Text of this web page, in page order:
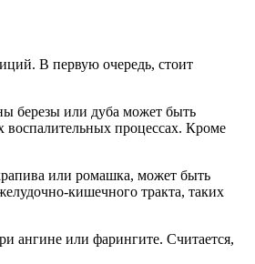
В первую очередь, стоит
березы или дуба может быть
воспалительных процессах. Кроме
или ромашка, может быть
кишечного тракта, таких
ангине или фарингите. Считается,